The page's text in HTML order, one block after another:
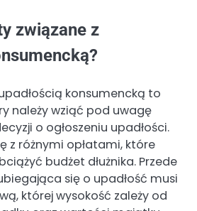
związane z
konsumencką to
należy wziąć pod uwagę
o ogłoszeniu upadłości.
z różnymi opłatami, które
budżet dłużnika. Przede
się o upadłość musi
której wysokość zależy od